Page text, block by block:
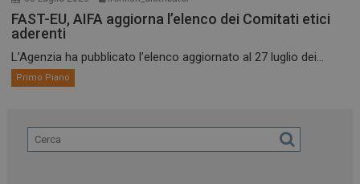
FAST-EU, AIFA aggiorna l’elenco dei Comitati etici
aderenti
L’Agenzia ha pubblicato l’elenco aggiornato al 27 luglio dei...
Primo Piano